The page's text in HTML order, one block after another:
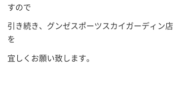
すので
引き続き、グンゼスポーツスカイガーディン店
を
宜しくお願い致します。